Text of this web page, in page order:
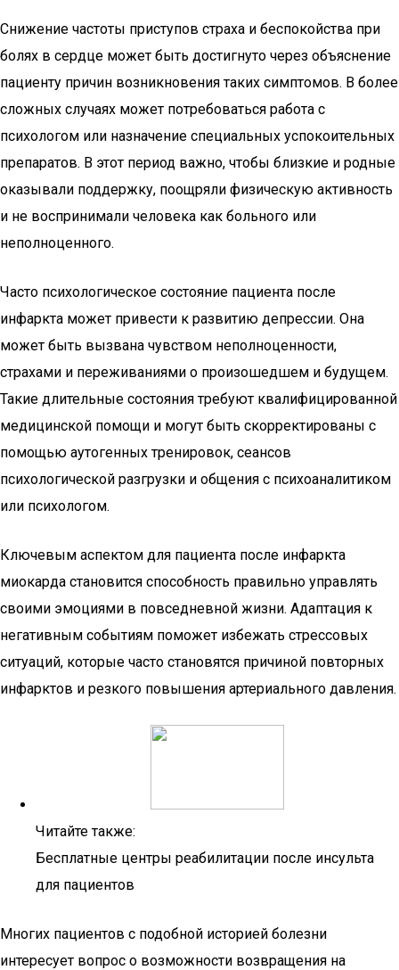
Снижение частоты приступов страха и беспокойства при
болях в сердце может быть достигнуто через объяснение
пациенту причин возникновения таких симптомов. В более
сложных случаях может потребоваться работа с
психологом или назначение специальных успокоительных
препаратов. В этот период важно, чтобы близкие и родные
оказывали поддержку, поощряли физическую активность
и не воспринимали человека как больного или
неполноценного.
Часто психологическое состояние пациента после
инфаркта может привести к развитию депрессии. Она
может быть вызвана чувством неполноценности,
страхами и переживаниями о произошедшем и будущем.
Такие длительные состояния требуют квалифицированной
медицинской помощи и могут быть скорректированы с
помощью аутогенных тренировок, сеансов
психологической разгрузки и общения с психоаналитиком
или психологом.
Ключевым аспектом для пациента после инфаркта
миокарда становится способность правильно управлять
своими эмоциями в повседневной жизни. Адаптация к
негативным событиям поможет избежать стрессовых
ситуаций, которые часто становятся причиной повторных
инфарктов и резкого повышения артериального давления.
Читайте также:
Бесплатные центры реабилитации после инсульта
для пациентов
Многих пациентов с подобной историей болезни
интересует вопрос о возможности возвращения на